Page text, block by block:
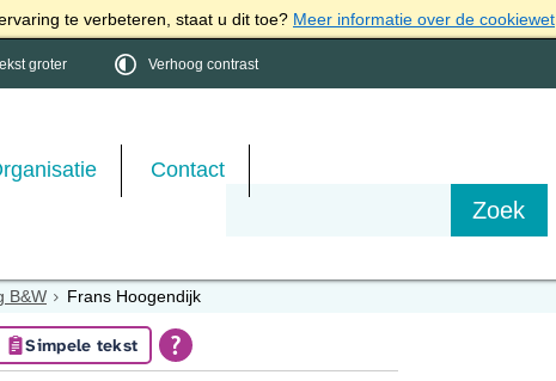
te verbeteren, staat u dit toe? Meer informatie over de cookiewet
groter Verhoog contrast
Contact
B&W Frans Hoogendijk
Simpele tekst